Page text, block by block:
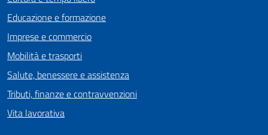
Educazione e formazione
Imprese e commercio
Mobilità e trasporti
Salute, benessere e assistenza
Tributi, finanze e contravvenzioni
Vita lavorativa